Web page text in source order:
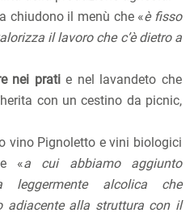
chiudono il menù che «è fisso
il lavoro che c’è dietro a
nei pratie nel lavandeto che
con un cestino da picnic,
vino Pignoletto e vini biologici
«a cui abbiamo aggiunto
leggermente alcolica che
adiacente alla struttura con il